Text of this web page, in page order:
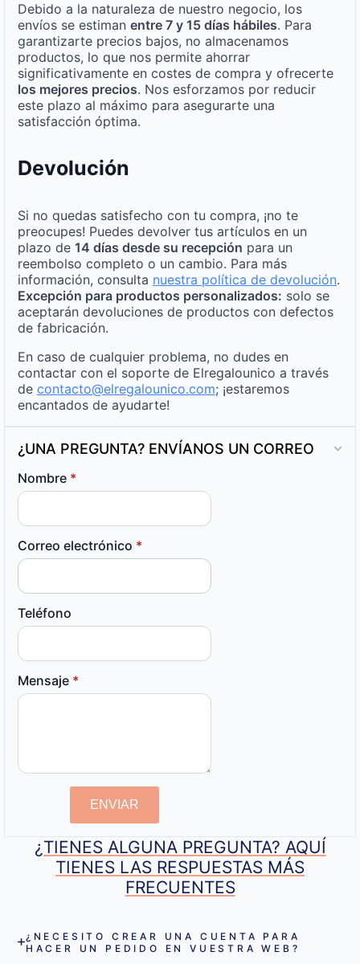
Debido a la naturaleza de nuestro negocio, los
envíos se estiman entre 7 y 15 días hábiles. Para
garantizarte precios bajos, no almacenamos
productos, lo que nos permite ahorrar
significativamente en costes de compra y ofrecerte
los mejores precios. Nos esforzamos por reducir
este plazo al máximo para asegurarte una
satisfacción óptima.
Devolución
Si no quedas satisfecho con tu compra, ¡no te
preocupes! Puedes devolver tus artículos en un
plazo de 14 días desde su recepción para un
reembolso completo o un cambio. Para más
información, consulta nuestra política de devolución.
Excepción para productos personalizados: solo se
aceptarán devoluciones de productos con defectos
de fabricación.
En caso de cualquier problema, no dudes en
contactar con el soporte de Elregalounico a través
de contacto@elregalounico.com; ¡estaremos
encantados de ayudarte!
¿UNA PREGUNTA? ENVÍANOS UN CORREO
Nombre *
Correo electrónico *
Teléfono
Mensaje *
ENVIAR
¿TIENES ALGUNA PREGUNTA? AQUÍ
TIENES LAS RESPUESTAS MÁS
FRECUENTES
¿NECESITO CREAR UNA CUENTA PARA
HACER UN PEDIDO EN VUESTRA WEB?